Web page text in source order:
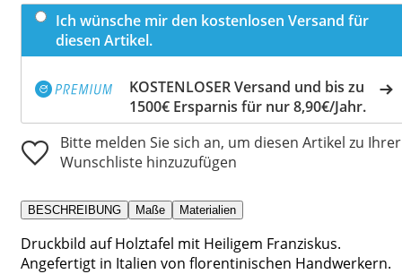
Ich wünsche mir den kostenlosen Versand für
diesen Artikel.
KOSTENLOSER Versand und bis zu
1500€ Ersparnis für nur 8,90€/Jahr.
Bitte melden Sie sich an, um diesen Artikel zu Ihrer
Wunschliste hinzuzufügen
BESCHREIBUNG Maße Materialien
Druckbild auf Holztafel mit Heiligem Franziskus.
Angefertigt in Italien von florentinischen Handwerkern.